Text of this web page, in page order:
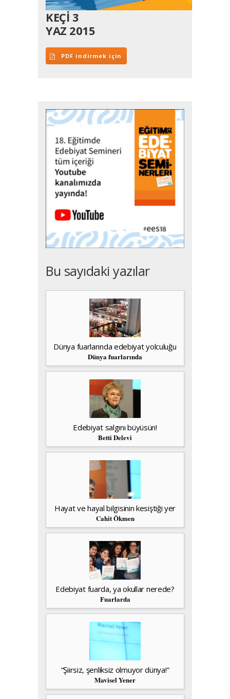
KEÇİ 3
YAZ 2015
PDF indirmek için
Bu sayıdaki yazılar
Dünya fuarlarında edebiyat yolculuğu
Dünya fuarlarında
Edebiyat salgını büyüsün!
Betti Delevi
Hayat ve hayal bilgisinin kesiştiği yer
Cahit Ökmen
Edebiyat fuarda, ya okullar nerede?
Fuarlarda
“Şiirsiz, şenliksiz olmuyor dünya!”
Mavisel Yener